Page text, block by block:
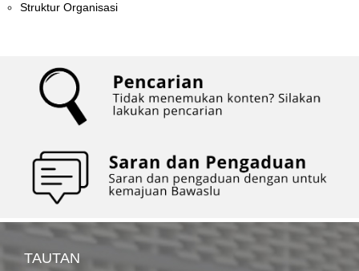
Struktur Organisasi
TAUTAN